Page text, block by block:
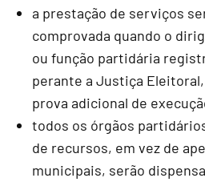
a prestação de serviços
comprovada quando o
ou função partidária
perante a Justiça
prova adicional de
todos os órgãos
de recursos, em vez de
municipais, serão